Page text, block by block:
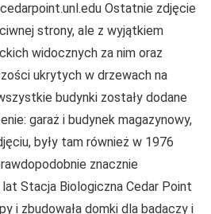
Ostatnie zdjęcie
strony, ale z wyjątkiem
widocznych za nim oraz
ukrytych w drzewach na
budynki zostały dodane
garaż i budynek magazynowy,
były tam również w 1976
znacznie
Stacja Biologiczna Cedar Point
i zbudowała domki dla badaczy i